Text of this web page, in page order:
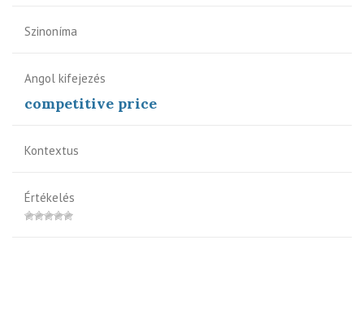
Szinoníma
Angol kifejezés
competitive price
Kontextus
Értékelés